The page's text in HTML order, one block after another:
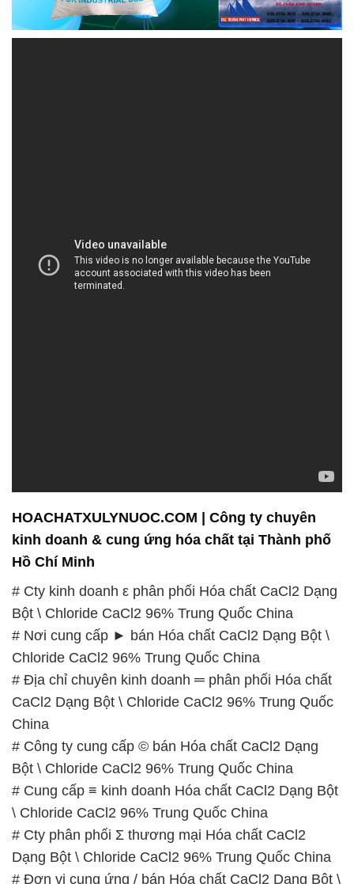
# Cty kinh doanh ε phân phối Hóa chất CaCl2 Dạng
Bột \ Chloride CaCl2 96% Trung Quốc China
# Nơi cung cấp ► bán Hóa chất CaCl2 Dạng Bột \
Chloride CaCl2 96% Trung Quốc China
# Địa chỉ chuyên kinh doanh ═ phân phối Hóa chất
CaCl2 Dạng Bột \ Chloride CaCl2 96% Trung Quốc
China
# Công ty cung cấp © bán Hóa chất CaCl2 Dạng
Bột \ Chloride CaCl2 96% Trung Quốc China
# Cung cấp ≡ kinh doanh Hóa chất CaCl2 Dạng Bột
\ Chloride CaCl2 96% Trung Quốc China
# Cty phân phối Σ thương mại Hóa chất CaCl2
Dạng Bột \ Chloride CaCl2 96% Trung Quốc China
# Đơn vị cung ứng / bán Hóa chất CaCl2 Dạng Bột \
Chloride CaCl2 96% Trung Quốc China
# Nơi phân phối ▲ thương mại Hóa chất CaCl2
Dạng Bột \ Chloride CaCl2 96% Trung Quốc China
# Địa chỉ chuyên cung cấp ≤ phân phối Hóa chất